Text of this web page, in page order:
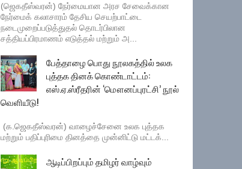
(ஜெகதீஸ்வரன்) நேர்மையான அரச சேவைக்கான
நேர்மைக் கலாசாரம் தேசிய செயற்பாட்டை
நடைமுறைப்படுத்துதல் தொடர்பிலான
சத்தியப்பிரமாணம் எடுத்தல் மற்றும் அ...
பேத்தாழை பொது நூலகத்தில் உலக
புத்தக தினக் கொண்டாட்டம்:
எஸ்.ஏ.ஸ்ரீதரின் ‘மௌனப்புரட்சி’ நூல்
வெளியீடு!
(க.ஜெகதீஸ்வரன்) வாழைச்சேனை உலக புத்தக
மற்றும் பதிப்புரிமை தினத்தை முன்னிட்டு மட்டக்...
ஆடிப்பிறப்பும் தமிழர் வாழ்வும்